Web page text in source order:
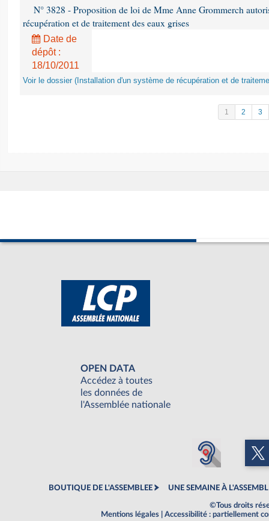
N° 3828 - Proposition de loi de Mme Anne Grommerch
récupération et de traitement des eaux grises
Date de
dépôt :
18/10/2011
Voir le dossier (Installation d'un système de récupération et de
1 2 3
OPEN DATA
Accédez à toutes
les données de
l'Assemblée nationale
BOUTIQUE DE L'ASSEMBLEE UNE SEMAINE À
©Tous droits
Mentions légales
Accessibilité : partiellement